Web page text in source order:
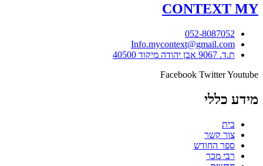
CONTEXT MY
052-8087052
Info.mycontext@gmail.com
ת.ד. 9067 אבן יהודה מיקוד 40500
Facebook TwitterYoutube
מידע כללי
בית
צור קשר
ספר החודש
רבי מכר